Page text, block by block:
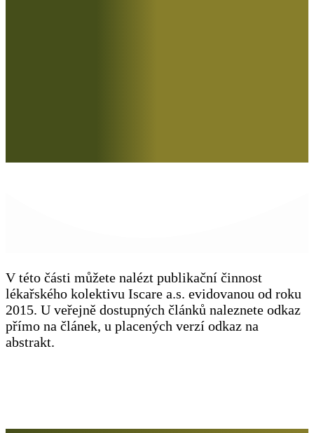
V této části můžete nalézt publikační činnost
lékařského kolektivu Iscare a.s. evidovanou od roku
2015. U veřejně dostupných článků naleznete odkaz
přímo na článek, u placených verzí odkaz na
abstrakt.